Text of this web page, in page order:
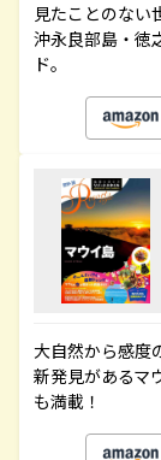
見たことのな
沖永良部島・徳
ド。
大自然から感度
新発見があるマ
も満載！